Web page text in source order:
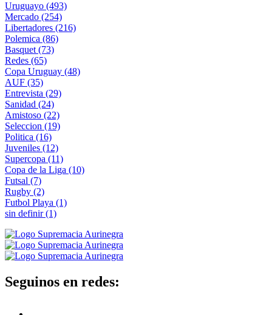
Uruguayo (493)
Mercado (254)
Libertadores (216)
Polemica (86)
Basquet (73)
Redes (65)
Copa Uruguay (48)
AUF (35)
Entrevista (29)
Sanidad (24)
Amistoso (22)
Seleccion (19)
Politica (16)
Juveniles (12)
Supercopa (11)
Copa de la Liga (10)
Futsal (7)
Rugby (2)
Futbol Playa (1)
sin definir(1)
Seguinos en redes: